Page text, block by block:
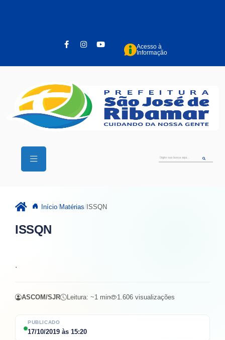
Acesso à
Informação
Início Matérias ISSQN
ISSQN
PUBLICADO
17/10/2019 às 15:20
.
ASCOM/SJR Leitura: ~1 min 1.606 visualizações